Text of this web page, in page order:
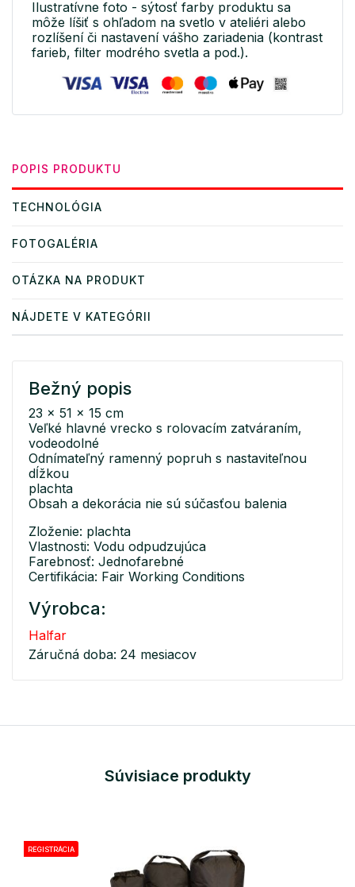
Ilustratívne foto - sýtosť farby produktu sa
môže líšiť s ohľadom na svetlo v ateliéri alebo
rozlíšení či nastavení vášho zariadenia (kontrast
farieb, filter modrého svetla a pod.).
POPIS PRODUKTU
TECHNOLÓGIA
FOTOGALÉRIA
OTÁZKA NA PRODUKT
NÁJDETE V KATEGÓRII
Bežný popis
23 x 51 x 15 cm
Veľké hlavné vrecko s rolovacím zatváraním,
vodeodolné
Odnímateľný ramenný popruh s nastaviteľnou
dĺžkou
plachta
Obsah a dekorácia nie sú súčasťou balenia
Zloženie: plachta
Vlastnosti: Vodu odpudzujúca
Farebnosť: Jednofarebné
Certifikácia: Fair Working Conditions
Výrobca:
Halfar
Záručná doba: 24 mesiacov
Súvisiace produkty
REGISTRÁCIA